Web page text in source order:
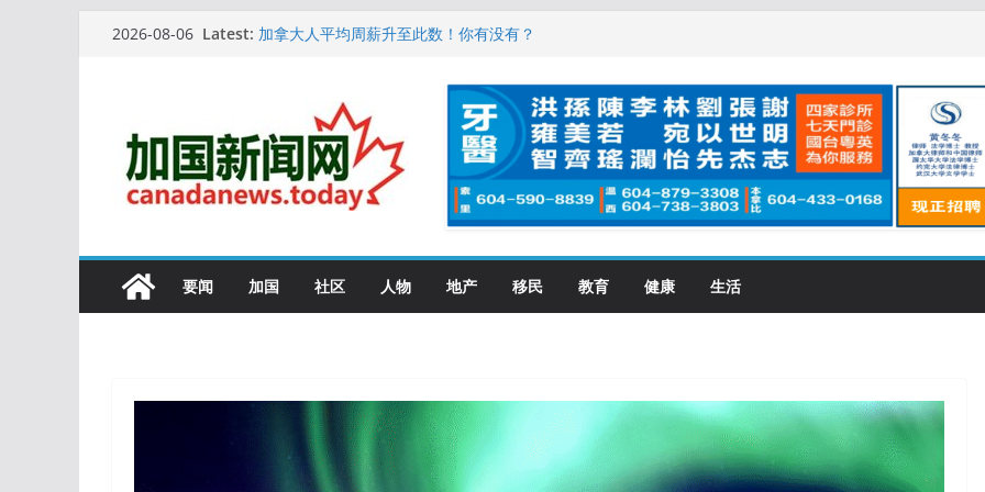
2026-08-06 Latest: 10万人排队入籍加拿大！美占一半，现在申请要等19个月
特鲁多半裸与水果姐海滩激吻! 热恋一年感情持续升温
更多名校恢复SAT 考试，新学年大学申请开跑7个大不同
要闻 加国 社区 人物 地产 移民 教育 健康 生活